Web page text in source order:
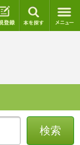
イン 新規登録
検索